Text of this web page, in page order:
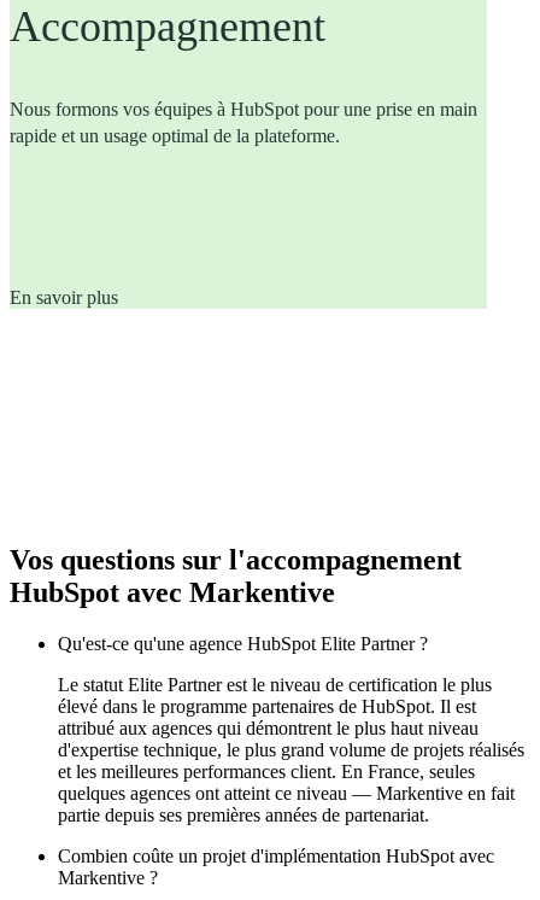
Accompagnement
Nous formons vos équipes à HubSpot pour une prise en main
rapide et un usage optimal de la plateforme.
En savoir plus
Vos questions sur l'accompagnement
HubSpot avec Markentive
Qu'est-ce qu'une agence HubSpot Elite Partner ?
Le statut Elite Partner est le niveau de certification le plus
élevé dans le programme partenaires de HubSpot. Il est
attribué aux agences qui démontrent le plus haut niveau
d'expertise technique, le plus grand volume de projets réalisés
et les meilleures performances client. En France, seules
quelques agences ont atteint ce niveau — Markentive en fait
partie depuis ses premières années de partenariat.
Combien coûte un projet d'implémentation HubSpot avec
Markentive ?